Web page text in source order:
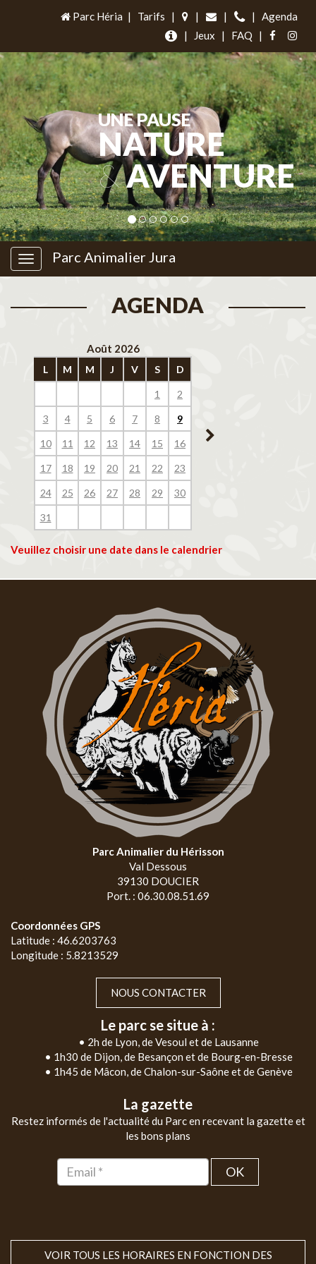
Parc Héria | Tarifs | | | |
Agenda
|
Jeux | FAQ |
UNE PAUSE
NATURE
&AVENTURE
Parc Animalier Jura
AGENDA
Août 2026
L M M J V S D
1 2
3 4 5 6 7 8 9
10 11 12 13 14 15 16
17 18 19 20 21 22 23
24 25 26 27 28 29 30
31
14
Veuillez choisir une date dans le calendrier
Parc Animalier du Hérisson
Val Dessous
39130 DOUCIER
Port. : 06.30.08.51.69
Coordonnées GPS
Latitude : 46.6203763
Longitude : 5.8213529
NOUS CONTACTER
Le parc se situe à :
• 2h de Lyon, de Vesoul et de Lausanne
• 1h30 de Dijon, de Besançon et de Bourg-en-Bresse
• 1h45 de Mâcon, de Chalon-sur-Saône et de Genève
La gazette
Restez informés de l'actualité du Parc en recevant la gazette et
les bons plans
OK
VOIR TOUS LES HORAIRES EN FONCTION DES